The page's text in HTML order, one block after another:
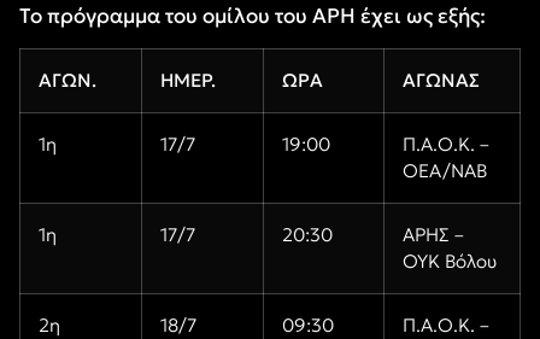
Το πρόγραμμα του ομίλου του ΑΡΗ έχει ως εξής:
ΑΓΩΝ. ΗΜΕΡ. ΩΡΑ ΑΓΩΝΑΣ
1η 17/7 19:00
Π.Α.Ο.Κ. –
ΟΕΑ/ΝΑΒ
1η 17/7 20:30
ΑΡΗΣ –
ΟΥΚ Βόλου
2η 18/7 09:30
Π.Α.Ο.Κ. –